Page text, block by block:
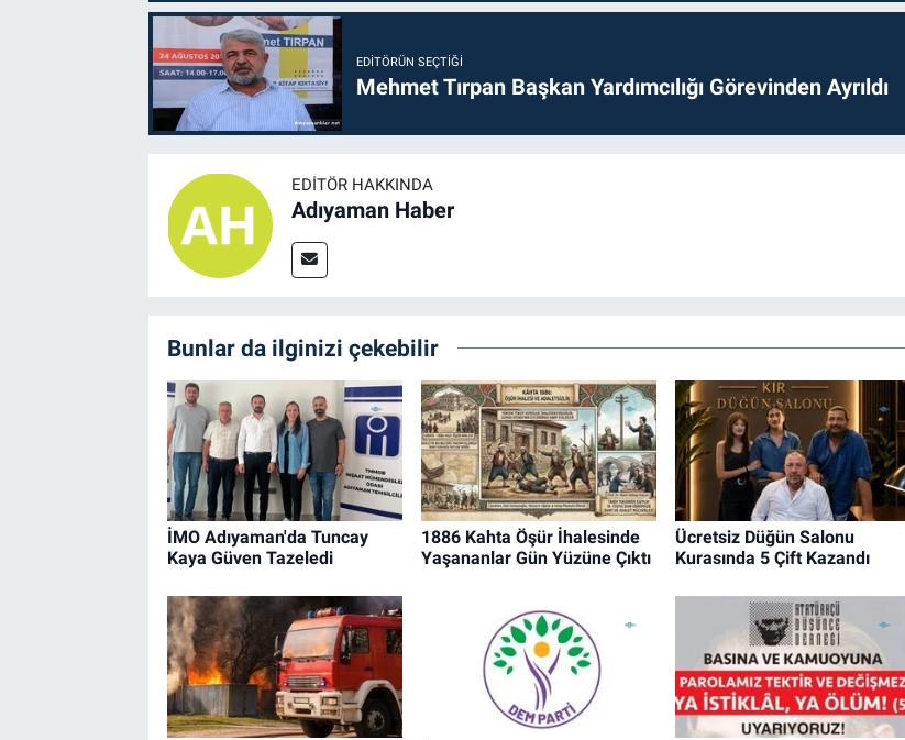
EDITÖRÜN SEÇTIĞI
Mehmet Tırpan Başkan Yardımcılığı Görevinden Ayrıldı
EDITÖR HAKKINDA
Adıyaman Haber
Bunlar da ilginizi çekebilir
İMO Adıyaman'da Tuncay
Kaya Güven Tazeledi
1886 Kahta Öşür İhalesinde
Yaşananlar Gün Yüzüne Çıktı
Ücretsiz Düğün Salonu
Kurasında 5 Çift Kazandı